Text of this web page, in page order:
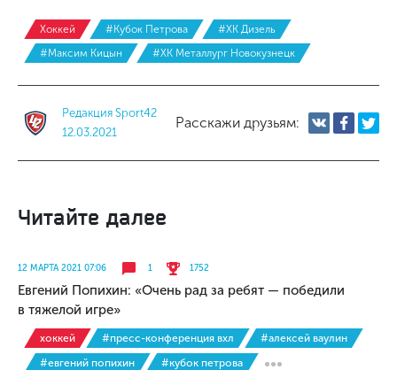
Хоккей #Кубок Петрова
#ХК Дизель
#Максим Кицын
#ХК Металлург Новокузнецк
Редакция Sport42
12.03.2021
Расскажи друзьям:
Читайте далее
12 МАРТА 2021 07:06 1 1752
Евгений Попихин: «Очень рад за ребят — победили
в тяжелой игре»
хоккей #пресс-конференция вхл
#алексей ваулин
#евгений попихин
#кубок петрова